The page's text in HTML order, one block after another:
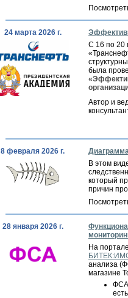
24 марта 2026 г.
С 16 по 20
была
Автор и
8 февраля 2026 г.
В этом
который
причин
28 января 2026 г.
На
анализа
магазине